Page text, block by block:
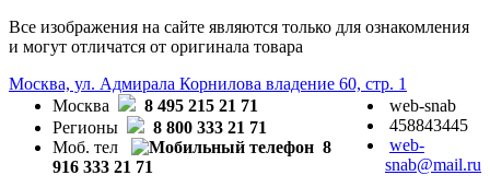
Все изображения на сайте являются только для ознакомления
и могут отличатся от оригинала товара
Москва, ул. Адмирала Корнилова владение 60, стр. 1
Москва
8 495 215 21 71
Регионы
8 800 333 21 71
Моб. тел
8
916 333 21 71
web-snab
458843445
web-
snab@mail.ru